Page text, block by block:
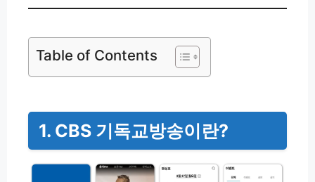
Table of Contents
1. CBS 기독교방송이란?